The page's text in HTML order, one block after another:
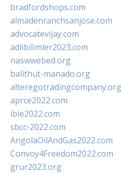
bradfordshops.com
almadenranchsanjose.com
advocatevijay.com
adlibilimler2023.com
naswwebed.org
balithut-manado.org
alteregotradingcompany.org
aprce2022.com
ibie2022.com
sbcc-2022.com
AngolaOilAndGas2022.com
Convoy4Freedom2022.com
grur2023.org